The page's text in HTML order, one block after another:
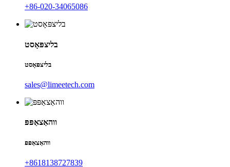
+86-020-34065086
בליצפּאָסט
בליצפּאָסט
sales@limeetech.com
ווהאַצאַפּפּ
ווהאַצאַפּפּ
+8618138727839